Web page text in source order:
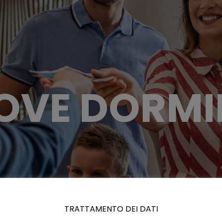
TRATTAMENTO DEI DATI